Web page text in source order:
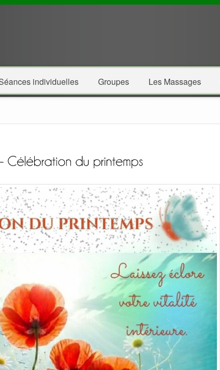
individuelles Groupes Les Massages